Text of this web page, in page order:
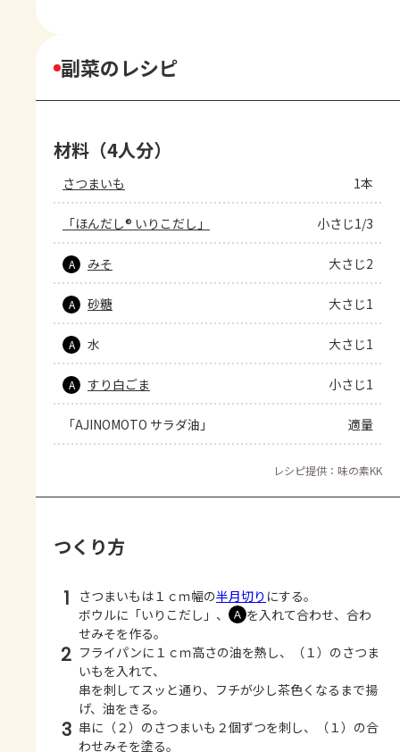
副菜のレシピ
材料（4人分）
さつまいも 1本
「ほんだし® いりこだし」 小さじ1/3
A みそ 大さじ2
A 砂糖 大さじ1
A 水 大さじ1
A すり白ごま 小さじ1
「AJINOMOTO サラダ油」 適量
レシピ提供：味の素KK
つくり方
1 さつまいもは１ｃｍ幅の半月切り にする。
ボウルに「いりこだし」、
Ａ を入れて合わせ、合わ
せみそを作る。
2 フライパンに１ｃｍ高さの油を熱し、（１）のさつま
いもを入れて、
串を刺してスッと通り、フチが少し茶色くなるまで揚
げ、油をきる。
3 串に（２）のさつまいも２個ずつを刺し、（１）の合
わせみそを塗る。